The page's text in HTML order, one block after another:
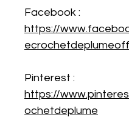
Facebook :
https://
Pinterest :
https://
ochetdeplume